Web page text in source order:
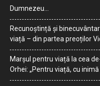
Dumnezeu…
Recunoștință și
viață – din partea preoților
Marșul pentru viață la cea
Orhei: „Pentru viață, cu